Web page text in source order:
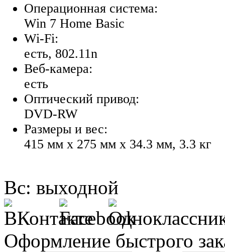
Операционная система:
Win 7 Home Basic
Wi-Fi:
есть, 802.11n
Веб-камера:
есть
Оптический привод:
DVD-RW
Размеры и вес:
415 мм x 275 мм x 34.3 мм, 3.3 кг
Вс: выходной
Оформление быстрого